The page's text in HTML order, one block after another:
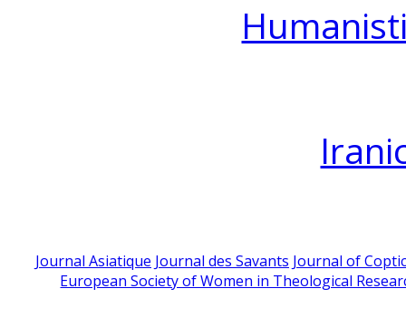
Journal Asiatique Journal des Savants Journal of
European Society of Women in Theological